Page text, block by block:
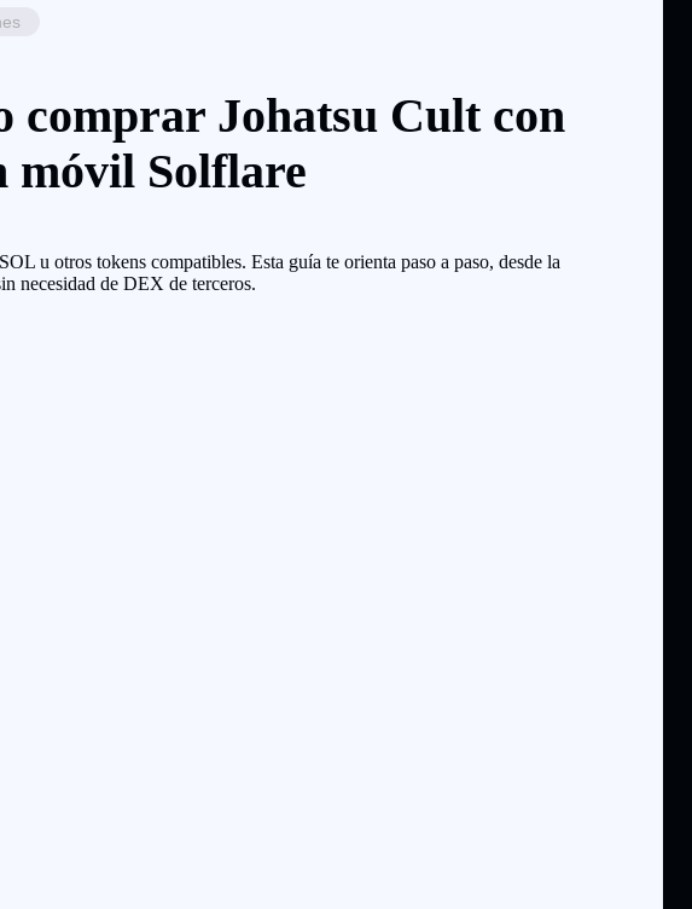
comprar Johatsu Cult con
móvil Solflare
u otros tokens compatibles. Esta guía te orienta paso a paso, desde la
necesidad de DEX de terceros.